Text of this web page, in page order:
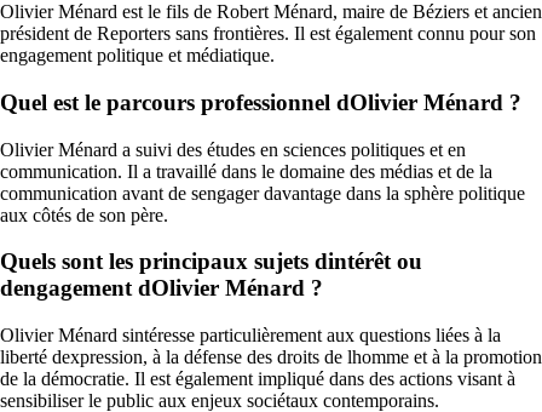
Olivier Ménard est le fils de Robert Ménard, maire de Béziers et ancien
président de Reporters sans frontières. Il est également connu pour son
engagement politique et médiatique.
Quel est le parcours professionnel dOlivier Ménard ?
Olivier Ménard a suivi des études en sciences politiques et en
communication. Il a travaillé dans le domaine des médias et de la
communication avant de sengager davantage dans la sphère politique
aux côtés de son père.
Quels sont les principaux sujets dintérêt ou
dengagement dOlivier Ménard ?
Olivier Ménard sintéresse particulièrement aux questions liées à la
liberté dexpression, à la défense des droits de lhomme et à la promotion
de la démocratie. Il est également impliqué dans des actions visant à
sensibiliser le public aux enjeux sociétaux contemporains.